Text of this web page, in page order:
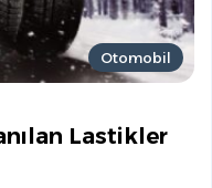
Otomobil
Lastikler